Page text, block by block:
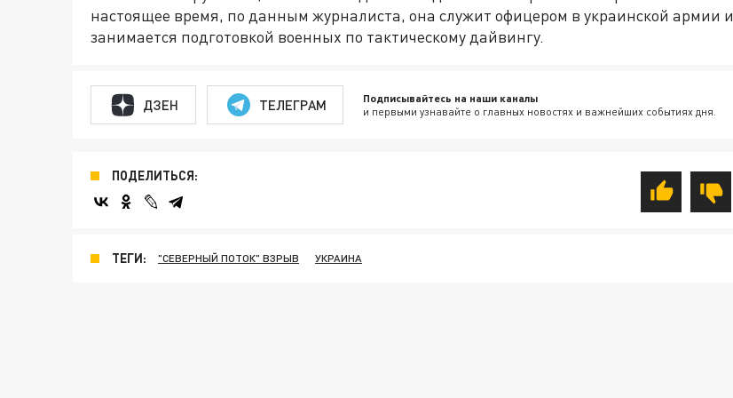
настоящее время, по данным журналиста, она служит офицером в украинской армии и
занимается подготовкой военных по тактическому дайвингу.
ДЗЕН ТЕЛЕГРАМ Подписывайтесь на наши каналы
и первыми узнавайте о главных новостях и важнейших событиях дня.
ПОДЕЛИТЬСЯ:
ТЕГИ: "СЕВЕРНЫЙ ПОТОК" ВЗРЫВ УКРАИНА